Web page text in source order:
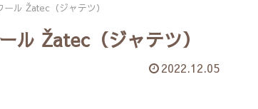
ル Žatec（ジャテツ）
ル Žatec（ジャテツ）
2022.12.05